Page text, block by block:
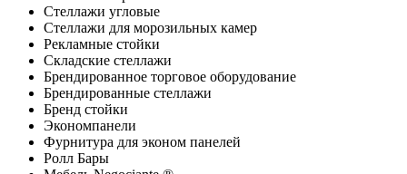
Стеллажи угловые
Стеллажи для морозильных камер
Рекламные стойки
Складские стеллажи
Брендированное торговое оборудование
Брендированные стеллажи
Бренд стойки
Экономпанели
Фурнитура для эконом панелей
Ролл Бары